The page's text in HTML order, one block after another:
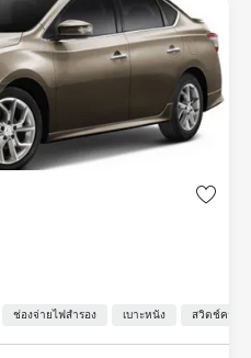
ช่องจ่ายไฟสำรอง เบาะหนัง สวิตช์ควบคุ